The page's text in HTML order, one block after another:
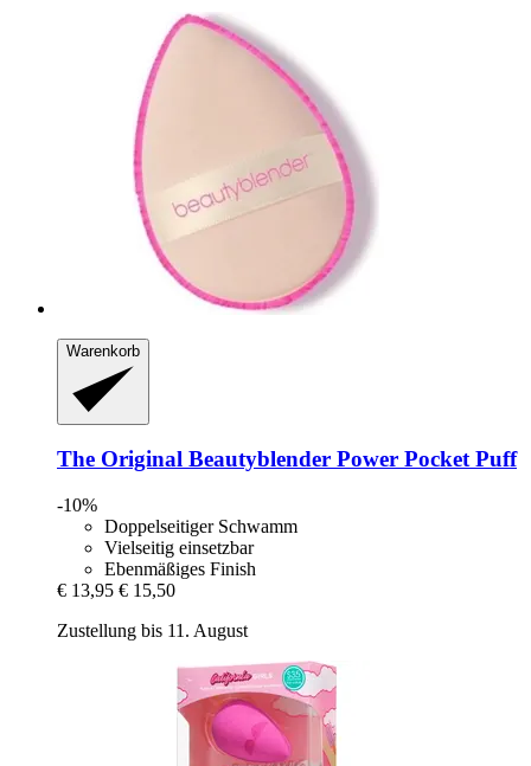
Warenkorb
The Original Beautyblender Power Pocket Puff
-10%
Doppelseitiger Schwamm
Vielseitig einsetzbar
Ebenmäßiges Finish
€ 13,95 € 15,50
Zustellung bis 11. August